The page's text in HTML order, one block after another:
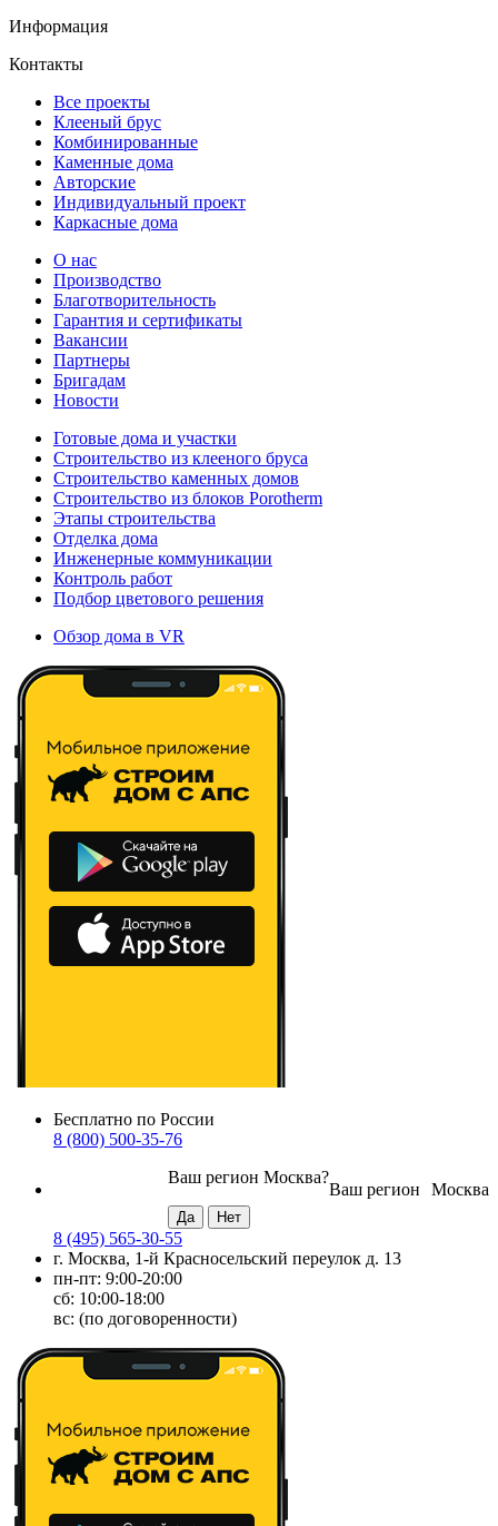
Информация
Контакты
Все проекты
Клееный брус
Комбинированные
Каменные дома
Авторские
Индивидуальный проект
Каркасные дома
О нас
Производство
Благотворительность
Гарантия и сертификаты
Вакансии
Партнеры
Бригадам
Новости
Готовые дома и участки
Строительство из клееного бруса
Строительство каменных домов
Строительство из блоков Porotherm
Этапы строительства
Отделка дома
Инженерные коммуникации
Контроль работ
Подбор цветового решения
Обзор дома в VR
Бесплатно по России
8 (800) 500-35-76
Москва
Ваш регион
Ваш регион Москва?
8 (495) 565-30-55
г. Москва, 1-й Красносельский переулок д. 13
пн-пт: 9:00-20:00
сб: 10:00-18:00
вс: (по договоренности)